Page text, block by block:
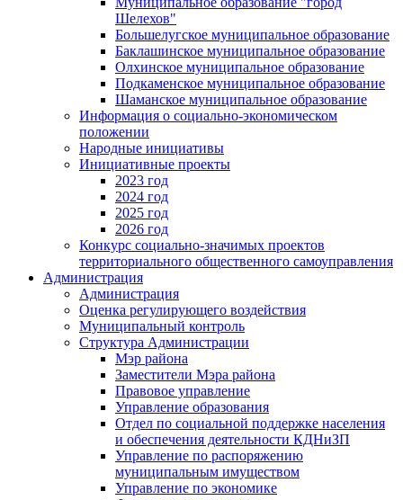
Шелехов"
Большелугское муниципальное образование
Баклашинское муниципальное образование
Олхинское муниципальное образование
Подкаменское муниципальное образование
Шаманское муниципальное образование
Информация о социально-экономическом
положении
Народные инициативы
Инициативные проекты
2023 год
2024 год
2025 год
2026 год
Конкурс социально-значимых проектов
территориального общественного самоуправления
Администрация
Администрация
Оценка регулирующего воздействия
Муниципальный контроль
Структура Администрации
Мэр района
Заместители Мэра района
Правовое управление
Управление образования
Отдел по социальной поддержке населения
и обеспечения деятельности КДНиЗП
Управление по распоряжению
муниципальным имуществом
Управление по экономике